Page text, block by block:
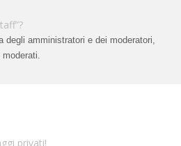
degli amministratori e dei moderatori,
privati!